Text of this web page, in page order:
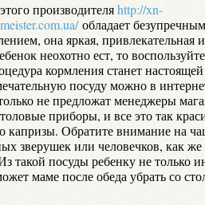
производителяhttp://xn-
обладает
она яркая, привлекательная
неохотно ест, то
кормления станет
посуду можно в
не предложат менеджеры
приборы, и все это так
капризы. Обратите внимание на
зверушек или человечков, как же
такой посуды ребенку не только
маме после обеда убрать со